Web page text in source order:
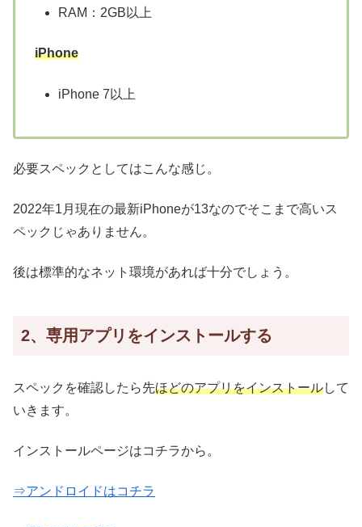
RAM：2GB以上
iPhone
iPhone 7以上
必要スペックとしてはこんな感じ。
2022年1月現在の最新iPhoneが13なのでそこまで高いス
ペックじゃありません。
後は標準的なネット環境があれば十分でしょう。
2、専用アプリをインストールする
スペックを確認したら先ほどのアプリをインストールして
いきます。
インストールページはコチラから。
⇒アンドロイドはコチラ